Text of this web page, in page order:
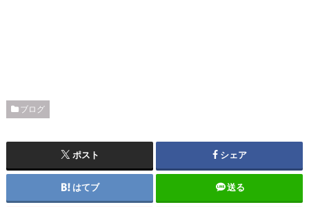
ブログ
ポスト シェア
はてブ 送る